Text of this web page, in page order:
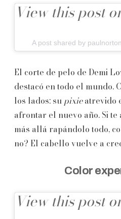
View this post
A post shared by
El corte de pelo de Demi
destacó en todo el mundo.
los lados: su pixieatrevido
afrontar el nuevo año. Si
más allá rapándolo todo,
no? El cabello vuelve a
Color
View this post